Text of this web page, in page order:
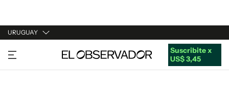
URUGUAY
URUGUAY
ARGENTINA
Suscribite x
US$ 3,45